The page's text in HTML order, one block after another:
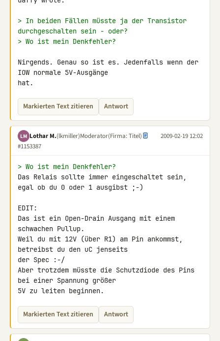
> In beiden Fällen müsste ja der Transistor
durchgeschalten sein - oder?
> Wo ist mein Denkfehler?
Nirgends. Genau so ist es. Jedenfalls wenn der
IOW normale 5V-Ausgänge
hat.
Markierten Text zitieren Antwort
LM Lothar M.(lkmiller)Moderator(Firma: Titel)
2009-02-19 12:02
#1153387
> Wo ist mein Denkfehler?
Das Relais sollte immer eingeschaltet sein,
egal ob du 0 oder 1 ausgibst ;-)
EDIT:
Das ist ein Open-Drain Ausgang mit einem
schwachen Pullup.
Weil du mit 12V (über R1) am Pin ankommst,
betreibst du den uC jenseits
der Spec :-/
Aber trotzdem müsste die Schutzdiode des Pins
bei einer Spannung größer
5V zu leiten beginnen.
Markierten Text zitieren Antwort